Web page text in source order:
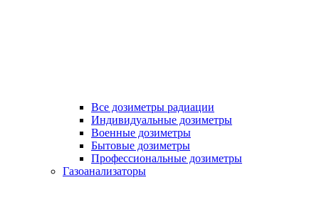
Все дозиметры радиации
Индивидуальные дозиметры
Военные дозиметры
Бытовые дозиметры
Профессиональные дозиметры
Газоанализаторы